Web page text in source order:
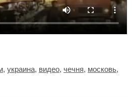
, украина, видео, чечня, московь,